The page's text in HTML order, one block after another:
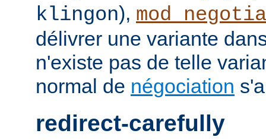
klingon),
délivrer une variante
n'existe pas de telle
normal de négociation
redirect-carefully